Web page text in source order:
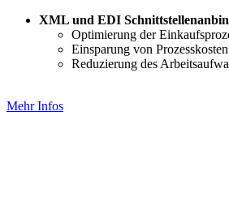
XML und EDI
Optimierung der
Einsparung von Prozesskosten
Reduzierung des
Mehr Infos